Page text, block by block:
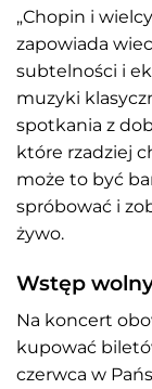
„Chopin i
zapowiada
subtelności i
muzyki
spotkania z
które rzadziej
może to być
spróbować i
żywo.
Wstęp
Na koncert
kupować
czerwca w